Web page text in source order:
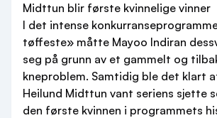
Midttun blir første kvinnelige vinner
I det intense
tøffeste» måtte Mayoo Indiran
seg på grunn av et gammelt og
kneproblem. Samtidig ble det klart
Heilund Midttun vant seriens sjette
den første kvinnen i programmets